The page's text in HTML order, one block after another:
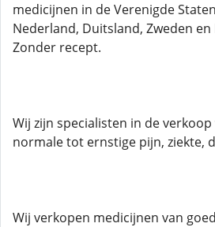
medicijnen in de Verenigde
Nederland, Duitsland, Zweden en
Zonder recept.
Wij zijn specialisten in de
normale tot ernstige pijn, ziekte,
Wij verkopen medicijnen van